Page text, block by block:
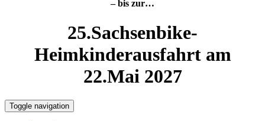
– bis zur…
25.Sachsenbike-
Heimkinderausfahrt am
22.Mai 2027
Toggle navigation